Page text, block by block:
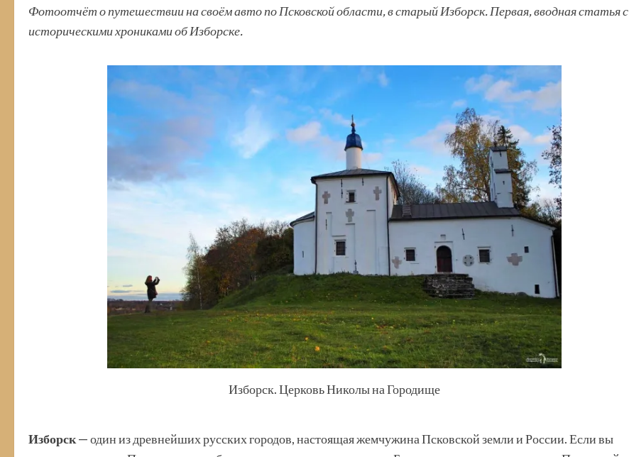
Фотоотчёт о путешествии на своём авто по Псковской области, в старый Изборск. Первая, вводная статья с
историческими хрониками об Изборске.
Изборск. Церковь Николы на Городище
Изборск— один из древнейших русских городов, настоящая жемчужина Псковской земли и России. Если вы